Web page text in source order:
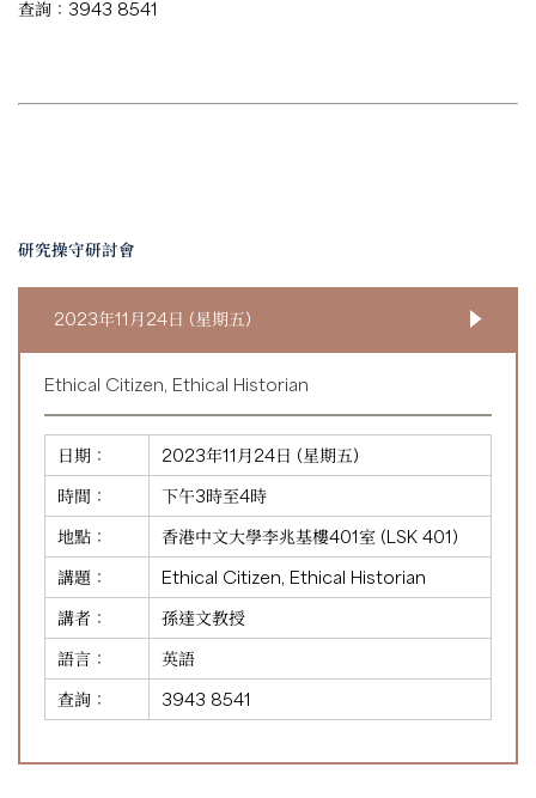
查詢：3943 8541
研究操守研討會
2023年11月24日 (星期五)
Ethical Citizen, Ethical Historian
日期：
2023年11月24日 (星期五)
時間：
下午3時至4時
地點：
香港中文大學李兆基樓401室 (LSK 401)
講題：
Ethical Citizen, Ethical Historian
講者：
孫達文教授
語言：
英語
查詢：
3943 8541